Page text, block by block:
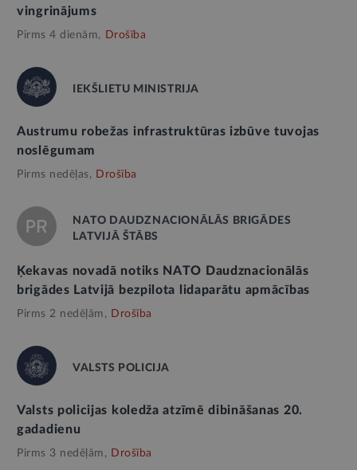
vingrinājums
Pirms 4 dienām, Drošība
IEKŠLIETU MINISTRIJA
Austrumu robežas infrastruktūras izbūve tuvojas
noslēgumam
Pirms nedēļas, Drošība
NATO DAUDZNACIONĀLĀS BRIGĀDES
LATVIJĀ ŠTĀBS
Ķekavas novadā notiks NATO Daudznacionālās
brigādes Latvijā bezpilota lidaparātu apmācības
Pirms 2 nedēļām, Drošība
VALSTS POLICIJA
Valsts policijas koledža atzīmē dibināšanas 20.
gadadienu
Pirms 3 nedēļām, Drošība